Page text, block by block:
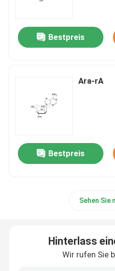
Bestpreis
Ara-rA
Bestpreis
Sehen Sie
Hinterlass
Wir rufen Sie